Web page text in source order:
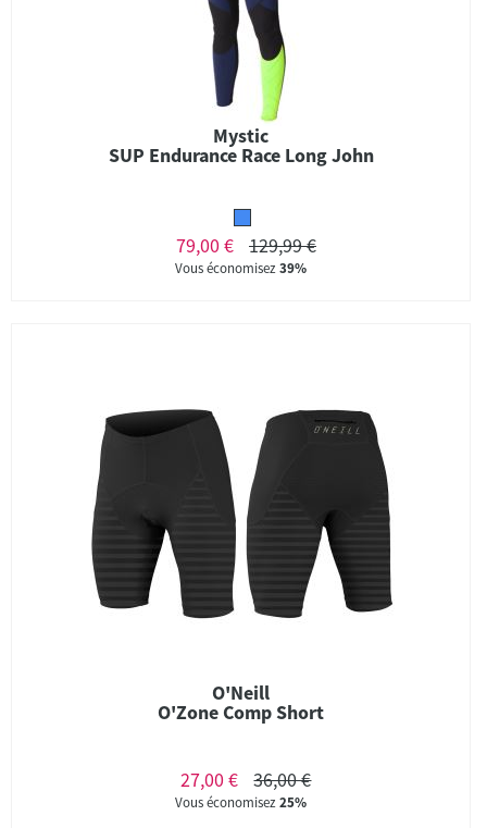
Mystic
SUP Endurance Race Long John
79,00 € 129,99 €
Vous économisez39%
O'Neill
O'Zone Comp Short
27,00 € 36,00 €
Vous économisez25%